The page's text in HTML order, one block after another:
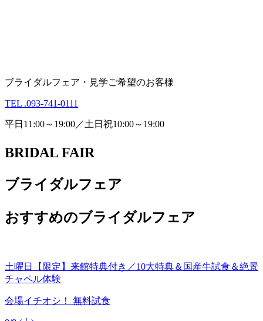
ブライダルフェア・見学ご希望のお客様
TEL .093-741-0111
平日11:00～19:00／土日祝10:00～19:00
BRIDAL FAIR
ブライダルフェア
おすすめのブライダルフェア
土曜日【限定】来館特典付き／10大特典＆国産牛試食＆絶景
チャペル体験
会場イチオシ！ 無料試食